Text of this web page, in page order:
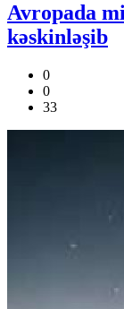
Avropada
kəskinləşib
0
0
33